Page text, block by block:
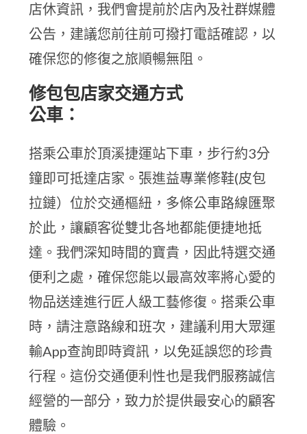
店休資訊，我們會提前於店內及社群媒體
公告，建議您前往前可撥打電話確認，以
確保您的修復之旅順暢無阻。
修包包店家交通方式
公車：
搭乘公車於頂溪捷運站下車，步行約3分
鐘即可抵達店家。張進益專業修鞋(皮包
拉鏈）位於交通樞紐，多條公車路線匯聚
於此，讓顧客從雙北各地都能便捷地抵
達。我們深知時間的寶貴，因此特選交通
便利之處，確保您能以最高效率將心愛的
物品送達進行匠人級工藝修復。搭乘公車
時，請注意路線和班次，建議利用大眾運
輸App查詢即時資訊，以免延誤您的珍貴
行程。這份交通便利性也是我們服務誠信
經營的一部分，致力於提供最安心的顧客
體驗。